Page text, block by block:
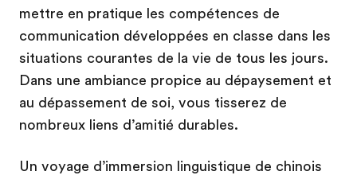
mettre en pratique les compétences de
communication développées en classe dans les
situations courantes de la vie de tous les jours.
Dans une ambiance propice au dépaysement et
au dépassement de soi, vous tisserez de
nombreux liens d’amitié durables.
Un voyage d’immersion linguistique de chinois